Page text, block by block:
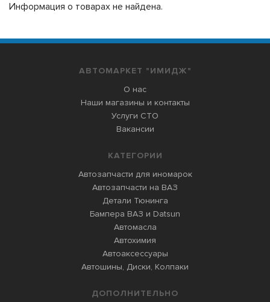
Информация о товарах не найдена.
АВТОМАРКЕТ "ИМИДЖ"
О нас
Наши магазины и контакты
Услуги СТО
Вакансии
КАТЕГОРИИ
Автозапчасти для иномарок
Автозапчасти на ВАЗ
Детали Тюнинга
Бампера ВАЗ и Datsun
Автомасла
Автохимия
Автоаксессуары
Автошины, Диски, Колпаки
ДОПОЛНИТЕЛЬНО